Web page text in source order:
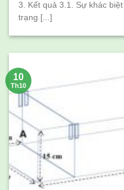
3. Kết quả 3.1. Sự khác
trạng [...]
10
Th10